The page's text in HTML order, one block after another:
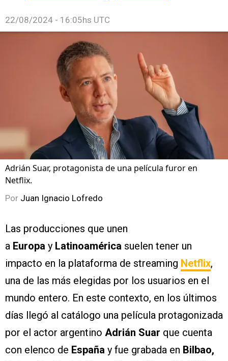
22/08/2024 - 16:05hs UTC
Adrián Suar, protagonista de una película furor en
Netflix.
Por Juan Ignacio Lofredo
Las producciones que unen
a Europa y Latinoamérica suelen tener un
impacto en la plataforma de streaming Netflix,
una de las más elegidas por los usuarios en el
mundo entero. En este contexto, en los últimos
días llegó al catálogo una película protagonizada
por el actor argentino Adrián Suar que cuenta
con elenco de España y fue grabada en Bilbao,